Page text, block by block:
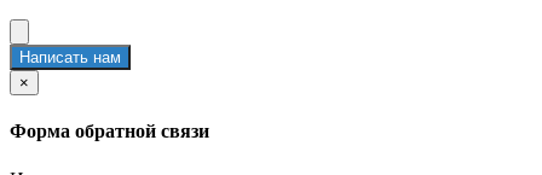
Написать нам
×
Форма обратной связи